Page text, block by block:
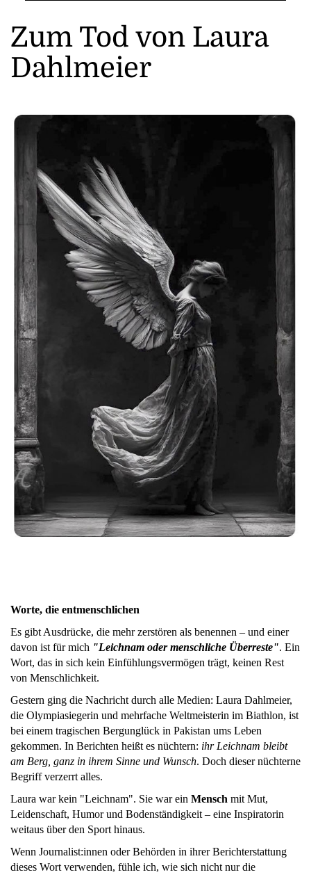
Zum Tod von Laura
Dahlmeier
Worte, die entmenschlichen
Es gibt Ausdrücke, die mehr zerstören als benennen – und einer
davon ist für mich "Leichnam oder menschliche Überreste". Ein
Wort, das in sich kein Einfühlungsvermögen trägt, keinen Rest
von Menschlichkeit.
Gestern ging die Nachricht durch alle Medien: Laura Dahlmeier,
die Olympiasiegerin und mehrfache Weltmeisterin im Biathlon, ist
bei einem tragischen Bergunglück in Pakistan ums Leben
gekommen. In Berichten heißt es nüchtern: ihr Leichnam bleibt
am Berg, ganz in ihrem Sinne und Wunsch. Doch dieser nüchterne
Begriff verzerrt alles.
Laura war kein "Leichnam". Sie war ein Mensch mit Mut,
Leidenschaft, Humor und Bodenständigkeit – eine Inspiratorin
weitaus über den Sport hinaus.
Wenn Journalist:innen oder Behörden in ihrer Berichterstattung
dieses Wort verwenden, fühle ich, wie sich nicht nur die